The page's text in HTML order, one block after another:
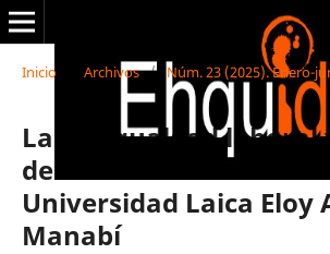
Inicio Archivos / Núm. 23 (2025). Enero-
La desigualdad laboral
deserción académica en
Universidad Laica Eloy
Manabí